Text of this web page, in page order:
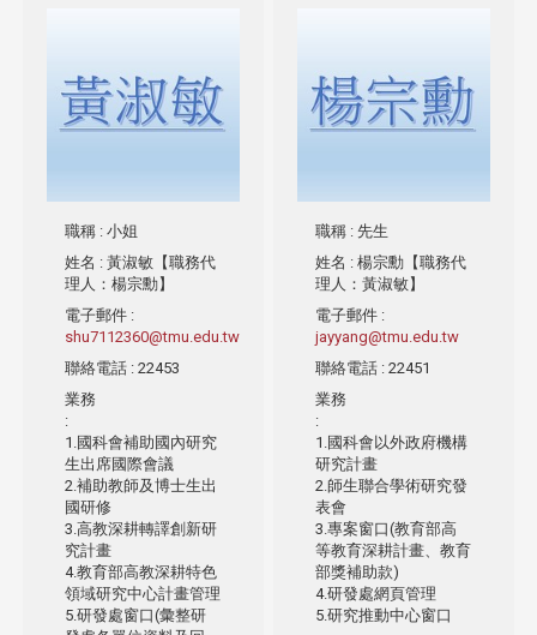
職稱 : 小姐
姓名 : 黃淑敏【職務代
理人：楊宗勳】
電子郵件 :
shu7112360@tmu.edu.tw
聯絡電話 : 22453
業務
:
1.國科會補助國內研究
生出席國際會議
2.補助教師及博士生出
國研修
3.高教深耕轉譯創新研
究計畫
4.教育部高教深耕特色
領域研究中心計畫管理
5.研發處窗口(彙整研
職稱 : 先生
姓名 : 楊宗勳【職務代
理人：黃淑敏】
電子郵件 :
jayyang@tmu.edu.tw
聯絡電話 : 22451
業務
:
1.國科會以外政府機構
研究計畫
2.師生聯合學術研究發
表會
3.專案窗口(教育部高
等教育深耕計畫、教育
部獎補助款)
4.研發處網頁管理
5.研究推動中心窗口